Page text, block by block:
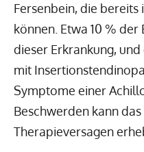
Fersenbein, die
können. Etwa 10 %
dieser Erkrankung,
mit
Symptome einer
Beschwerden kann
Therapieversagen